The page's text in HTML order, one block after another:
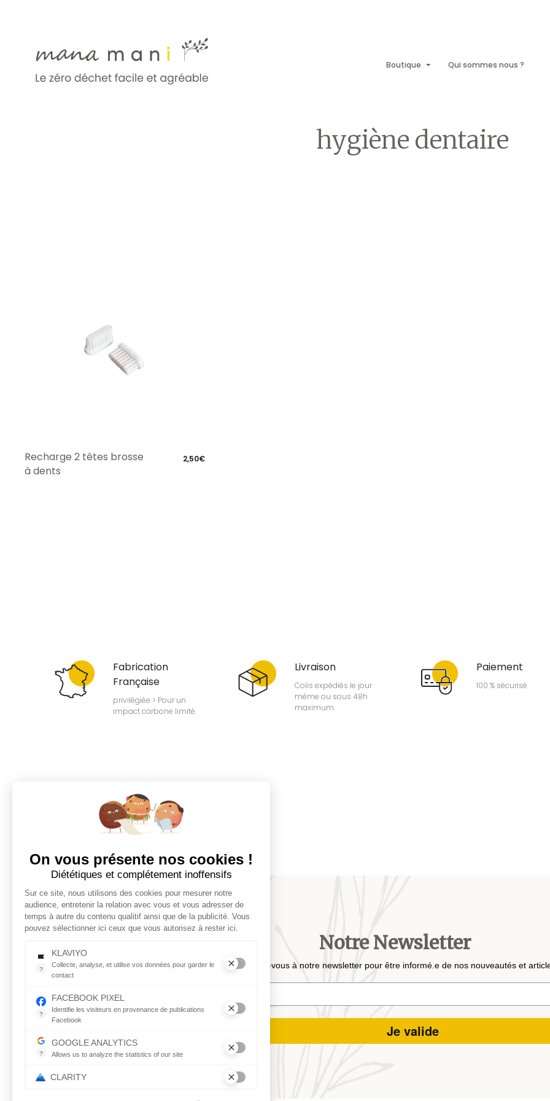
Boutique Qui sommes nous ?
hygiène dentaire
Recharge 2 têtes brosse
à dents
2,50€
Fabrication
Française
privilégiée > Pour un
impact carbone limité.
Livraison
Colis expédiés le jour
même ou sous 48h
maximum.
Paiement
100 % sécurisé
Notre Newsletter
Inscrivez-vous à notre newsletter pour être informé.e de nos nouveautés et
Je valide
On vous présente nos cookies !
Diététiques et complétement inoffensifs
Sur ce site, nous utilisons des cookies pour mesurer notre
audience, entretenir la relation avec vous et vous adresser de
temps à autre du contenu qualitif ainsi que de la publicité. Vous
pouvez sélectionner ici ceux que vous autorisez à rester ici.
?
KLAVIYO
Collecte, analyse, et utilise vos données pour garder le
contact
Collecte, analyse, et utilise vos données pour garder le contact
?
FACEBOOK PIXEL
Identifie les visiteurs en provenance de publications
Facebook
Parce que vous ne venez pas tous les jours sur notre site, ce petit bout de code que nous fourni Facebook nous permet de poursuivre nos
?
GOOGLE ANALYTICS
Allows us to analyze the statistics of our site
CLARITY